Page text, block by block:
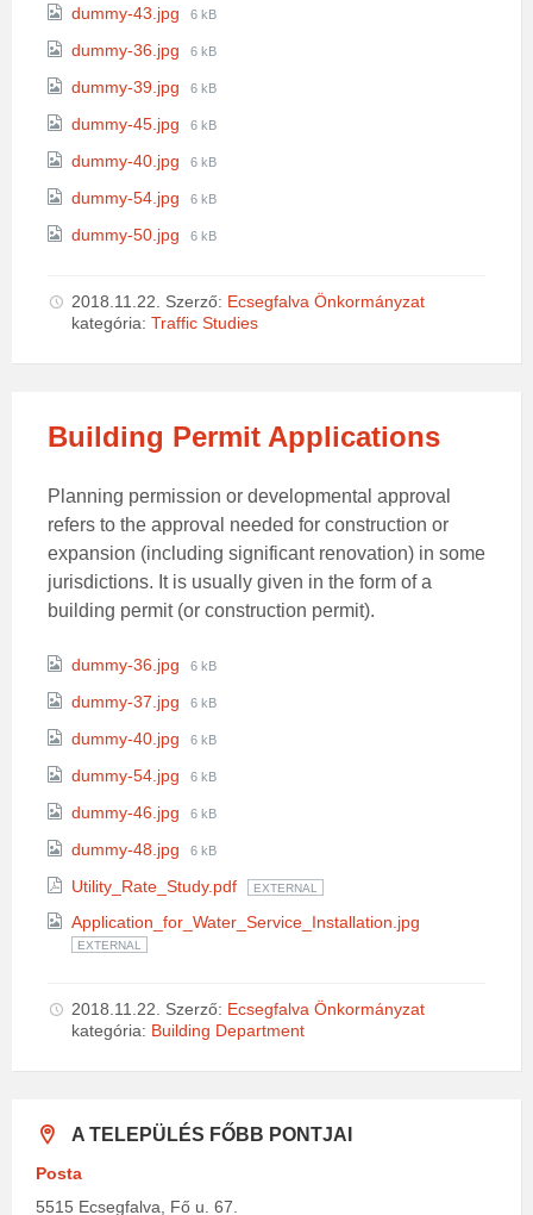
Attachments
dummy-43.jpg
File
6 kB
dummy-36.jpg
File
6 kB
dummy-39.jpg
File
6 kB
dummy-45.jpg
File
6 kB
dummy-40.jpg
File
6 kB
dummy-54.jpg
File
6 kB
dummy-50.jpg
File
6 kB
2018.11.22. Szerző: Ecsegfalva Önkormányzat
kategória: Traffic Studies
Building Permit Applications
Planning permission or developmental approval
refers to the approval needed for construction or
expansion (including significant renovation) in some
jurisdictions. It is usually given in the form of a
building permit (or construction permit).
Attachments
dummy-36.jpg
File
6 kB
dummy-37.jpg
File
6 kB
dummy-40.jpg
File
6 kB
dummy-54.jpg
File
6 kB
dummy-46.jpg
File
6 kB
dummy-48.jpg
File
6 kB
Utility_Rate_Study.pdf EXTERNAL
Application_for_Water_Service_Installation.jpg
EXTERNAL
2018.11.22. Szerző: Ecsegfalva Önkormányzat
kategória: Building Department
A TELEPÜLÉS FŐBB PONTJAI
Posta
5515 Ecsegfalva, Fő u. 67.